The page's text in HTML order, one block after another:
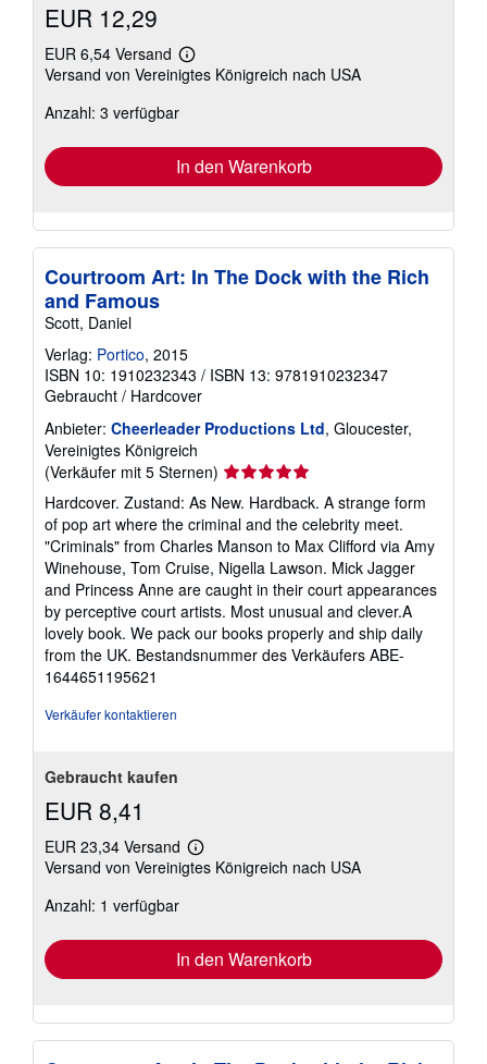
EUR 12,29
EUR 6,54 Versand
Weitere
Informationen
Versand von Vereinigtes Königreich nach USA
Anzahl: 3 verfügbar
In den Warenkorb
Courtroom Art: In The Dock with the Rich
and Famous
Scott, Daniel
Verlag: Portico, 2015
ISBN 10: 1910232343 / ISBN 13: 9781910232347
Gebraucht / Hardcover
Anbieter: Cheerleader Productions Ltd, Gloucester,
Vereinigtes Königreich
(Verkäufer mit 5 Sternen) Verkäuferbewertung
von
5
Sternen
Hardcover. Zustand: As New. Hardback. A strange form
of pop art where the criminal and the celebrity meet.
"Criminals" from Charles Manson to Max Clifford via Amy
Winehouse, Tom Cruise, Nigella Lawson. Mick Jagger
and Princess Anne are caught in their court appearances
by perceptive court artists. Most unusual and clever.A
lovely book. We pack our books properly and ship daily
from the UK. Bestandsnummer des Verkäufers ABE-
1644651195621
Verkäufer kontaktieren
Gebraucht kaufen
EUR 8,41
EUR 23,34 Versand
Weitere
Informationen
Versand von Vereinigtes Königreich nach USA
Anzahl: 1 verfügbar
In den Warenkorb